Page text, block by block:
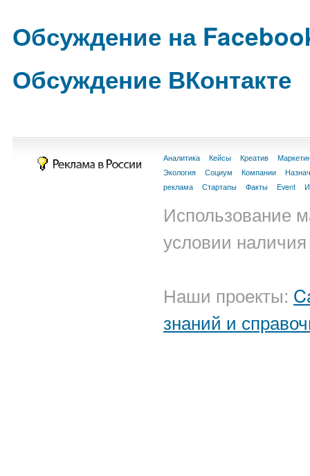
Обсуждение на
Обсуждение ВКонтакте
Аналитика Кейсы Креатив
Экология
Социум Компании
реклама
Стартапы Факты Event
Использование
условии
Наши проекты:
знаний и